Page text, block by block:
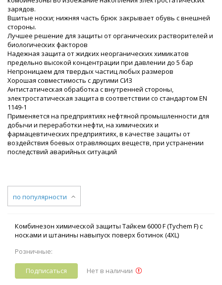
зарядов.
Вшитые носки; нижняя часть брюк закрывает обувь с внешней
стороны.
Лучшее решение для защиты от органических растворителей и
биологических факторов
Надежная защита от жидких неорганических химикатов
предельно высокой концентрации при давлении до 5 бар
Непроницаем для твердых частиц любых размеров
Хорошая совместимость с другими СИЗ
Антистатическая обработка с внутренней стороны,
электростатическая защита в соответствии со стандартом EN
1149-1
Применяется на предприятиях нефтяной промышленности для
добычи и переработки нефти, на химических и
фармацевтических предприятиях, в качестве защиты от
воздействия боевых отравляющих веществ, при устранении
последствий аварийных ситуаций
по популярности
Комбинезон химической защиты Тайкем 6000 F (Tychem F) с
носками и штанины навыпуск поверх ботинок (4XL)
Розничные:
Подписаться Нет в наличии